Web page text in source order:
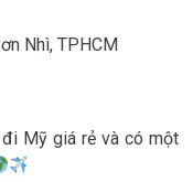
Nhì, TPHCM
Mỹ giá rẻ và có một